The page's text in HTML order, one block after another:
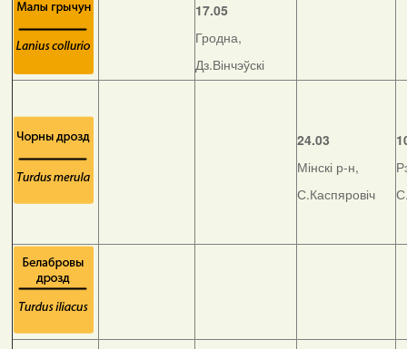
17.05
Гродна,
Дз.Вінчэўскі
24.03
Мінскі р-н,
С.Каспяровіч